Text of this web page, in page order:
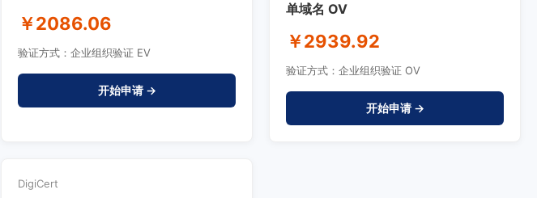
￥2086.06
验证方式：企业组织验证 EV
开始申请 →
单域名 OV
￥2939.92
验证方式：企业组织验证 OV
开始申请 →
DigiCert